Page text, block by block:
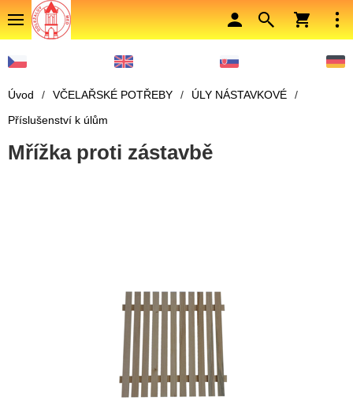
Úvod / VČELAŘSKÉ POTŘEBY / ÚLY NÁSTAVKOVÉ
/
Příslušenství k úlům
Mřížka proti zástavbě